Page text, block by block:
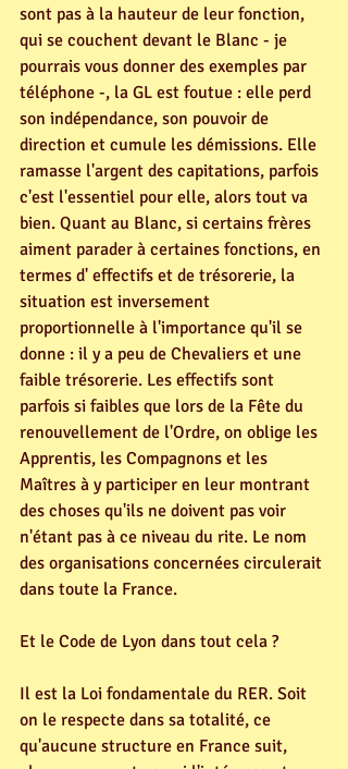
sont pas à la hauteur de leur fonction,
qui se couchent devant le Blanc - je
pourrais vous donner des exemples par
téléphone -, la GL est foutue : elle perd
son indépendance, son pouvoir de
direction et cumule les démissions. Elle
ramasse l'argent des capitations, parfois
c'est l'essentiel pour elle, alors tout va
bien. Quant au Blanc, si certains frères
aiment parader à certaines fonctions, en
termes d' effectifs et de trésorerie, la
situation est inversement
proportionnelle à l'importance qu'il se
donne : il y a peu de Chevaliers et une
faible trésorerie. Les effectifs sont
parfois si faibles que lors de la Fête du
renouvellement de l'Ordre, on oblige les
Apprentis, les Compagnons et les
Maîtres à y participer en leur montrant
des choses qu'ils ne doivent pas voir
n'étant pas à ce niveau du rite. Le nom
des organisations concernées circulerait
dans toute la France.
Et le Code de Lyon dans tout cela ?
Il est la Loi fondamentale du RER. Soit
on le respecte dans sa totalité, ce
qu'aucune structure en France suit,